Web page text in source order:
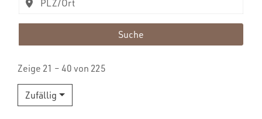
Suche
Zeige 21 – 40 von 225
Zufällig